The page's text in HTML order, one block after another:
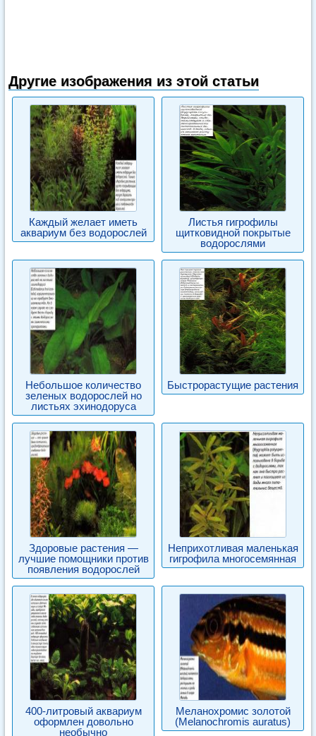
Другие изображения из этой статьи
Каждый желает иметь
аквариум без водорослей
Листья гигрофилы
щитковидной покрытые
водорослями
Небольшое количество
зеленых водорослей но
листьях эхинодоруса
Быстрорастущие растения
Здоровые растения —
лучшие помощники против
появления водорослей
Неприхотливая маленькая
гигрофила многосемянная
400-литровый аквариум
оформлен довольно
необычно
Меланохромис золотой
(Melanochromis auratus)